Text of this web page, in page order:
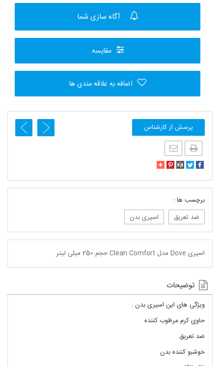
آگاه سازی شما
مقایسه
اضافه به علاقه مندی ها
پرسش از کارشناس
برچسب ها :
ضد تعریق
اسپری بدن
اسپری Dove مدل Clean Comfort حجم 250 میلی لیتر
توضیحات
ویژگی های این اسپری بدن :
حاوی کرم مرطوب کننده
ضد تعریق
خوشبو کننده بدن